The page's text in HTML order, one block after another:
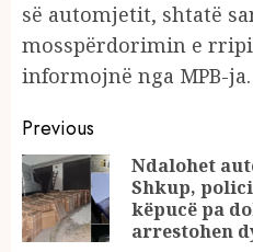
së automjetit, shtatë
mosspërdorimin e
informojnë nga MPB-ja.
Continue
Reading
Previous
Ndalohet
Shkup,
këpucë pa
arrestohen